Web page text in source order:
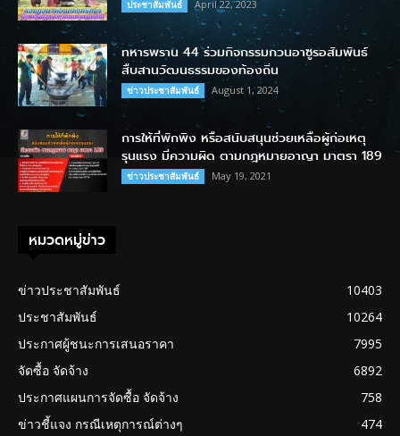
ประชาสัมพันธ์ April 22, 2023
ทหารพราน 44 ร่วมกิจกรรมกวนอาซูรอสัมพันธ์
สืบสานวัฒนธรรมของท้องถิ่น
ข่าวประชาสัมพันธ์ August 1, 2024
การให้ที่พักพิง หรือสนับสนุนช่วยเหลือผู้ก่อเหตุ
รุนแรง มีความผิด ตามกฎหมายอาญา มาตรา 189
ข่าวประชาสัมพันธ์ May 19, 2021
หมวดหมู่ข่าว
ข่าวประชาสัมพันธ์
10403
ประชาสัมพันธ์
10264
ประกาศผู้ชนะการเสนอราคา
7995
จัดซื้อ จัดจ้าง
6892
ประกาศแผนการจัดซื้อ จัดจ้าง
758
ข่าวชี้แจง กรณีเหตุการณ์ต่างๆ
474